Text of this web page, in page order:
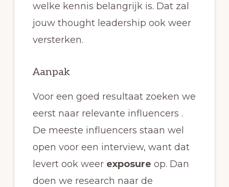
welke kennis belangrijk is. Dat zal
jouw thought leadership ook weer
versterken.
Aanpak
Voor een goed resultaat zoeken we
eerst naar relevante influencers .
De meeste influencers staan wel
open voor een interview, want dat
levert ook weer exposure op. Dan
doen we research naar de